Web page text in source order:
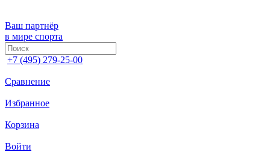
Ваш партнёр
в мире спорта
+7 (495) 279-25-00
Сравнение
Избранное
Корзина
Войти